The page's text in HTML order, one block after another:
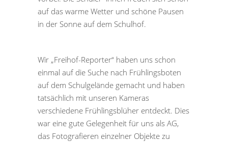
auf das warme Wetter und schöne Pausen
in der Sonne auf dem Schulhof.
Wir „Freihof-Reporter“ haben uns schon
einmal auf die Suche nach Frühlingsboten
auf dem Schulgelände gemacht und haben
tatsächlich mit unseren Kameras
verschiedene Frühlingsblüher entdeckt. Dies
war eine gute Gelegenheit für uns als AG,
das Fotografieren einzelner Objekte zu